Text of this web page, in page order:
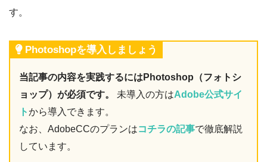
す。
Photoshopを導入しましょう
当記事の内容を実践するにはPhotoshop（フォトシ
ョップ）が必須です。
未導入の方はAdobe公式サイ
トから導入できます。
なお、AdobeCCのプランはコチラの記事で徹底解説
しています。